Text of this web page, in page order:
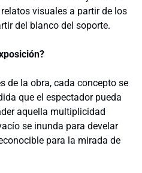
visuales a partir de los
del blanco del soporte.
de la obra, cada concepto se
que el espectador pueda
aquella multiplicidad
se inunda para develar
para la mirada de